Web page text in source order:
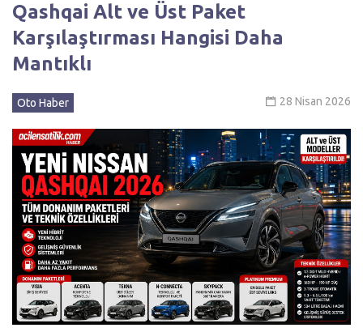
Qashqai Alt ve Üst Paket
Karşılaştırması Hangisi Daha
Mantıklı
28 Nisan 2026
Oto Haber